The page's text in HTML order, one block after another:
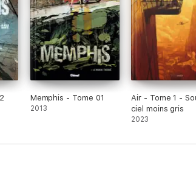
Memphis - Tome 01
2013
Air - Tome 1 -
ciel moins gris
2023